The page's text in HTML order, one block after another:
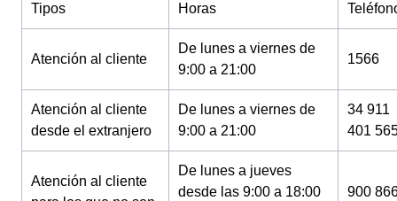
Tipos Horas
Atención al cliente
De lunes a viernes de
9:00 a 21:00
1566
Atención al cliente
desde el extranjero
De lunes a viernes de
9:00 a 21:00
34 911
401
Atención al cliente
De lunes a jueves
desde las 9:00 a 18:00
900